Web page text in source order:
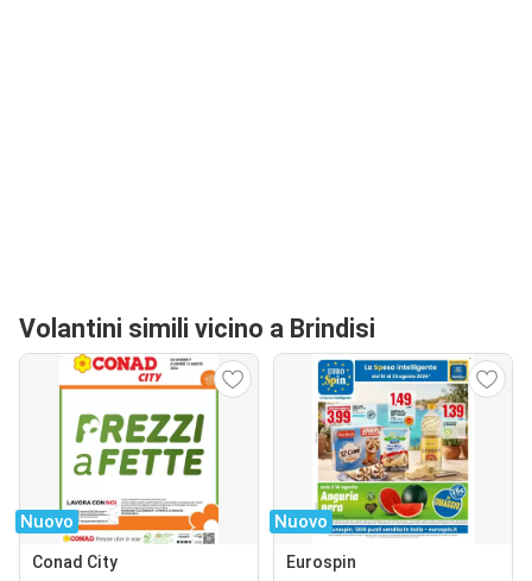
Volantini simili vicino a Brindisi
Nuovo
Conad City
Nuovo
Eurospin